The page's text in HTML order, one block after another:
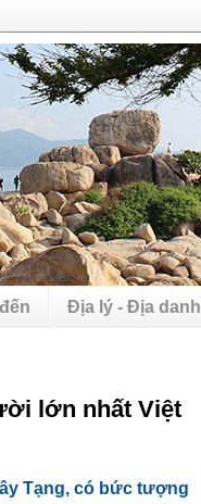
Địa lý - Địa danh
lớn nhất Việt
Tạng, có bức tượng